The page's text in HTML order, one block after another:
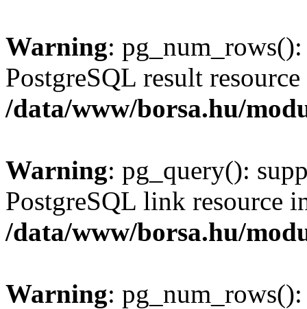
Warning:
PostgreSQL result
/data/www/borsa.hu/
Warning: pg_query():
PostgreSQL link resource
/data/www/borsa.hu/
Warning: